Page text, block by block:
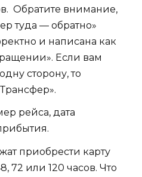
Обратите внимание,
туда — обратно»
и написана как
Если вам
сторону, то
рейса, дата
приобрести карту
72 или 120 часов. Что